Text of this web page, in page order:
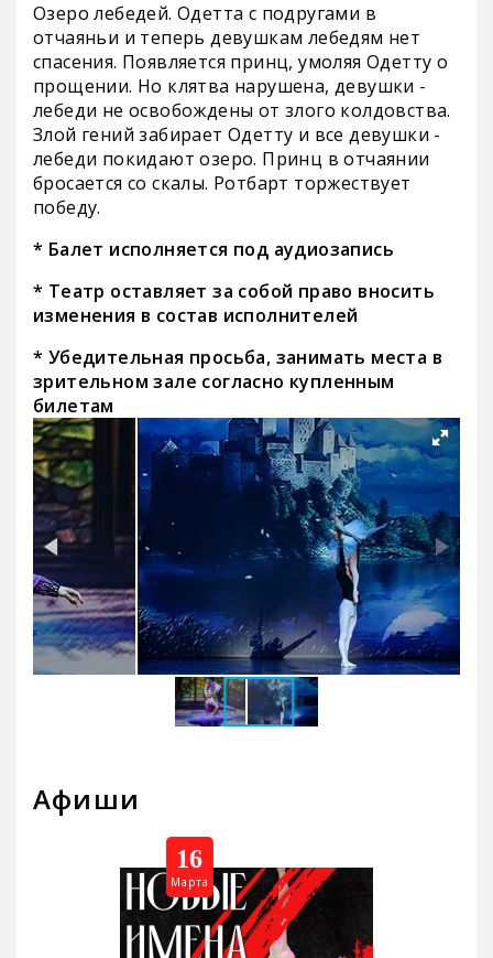
Озеро лебедей. Одетта с подругами в
отчаяньи и теперь девушкам лебедям нет
спасения. Появляется принц, умоляя Одетту о
прощении. Но клятва нарушена, девушки -
лебеди не освобождены от злого колдовства.
Злой гений забирает Одетту и все девушки -
лебеди покидают озеро. Принц в отчаянии
бросается со скалы. Ротбарт торжествует
победу.
* Балет исполняется под аудиозапись
* Театр оставляет за собой право вносить
изменения в состав исполнителей
* Убедительная просьба, занимать места в
зрительном зале согласно купленным
билетам
Афиши
16
Марта